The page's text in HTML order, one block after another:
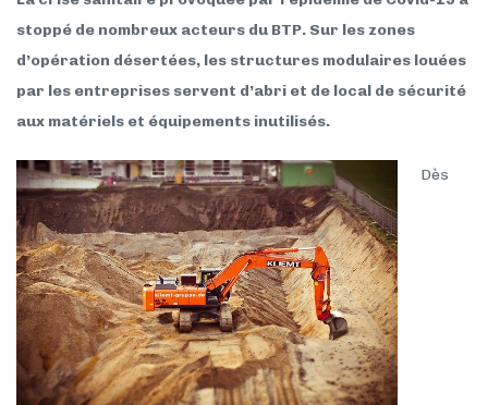
stoppé de nombreux acteurs du BTP. Sur les zones
d’opération désertées, les structures modulaires louées
par les entreprises servent d’abri et de local de sécurité
aux matériels et équipements inutilisés.
Dès